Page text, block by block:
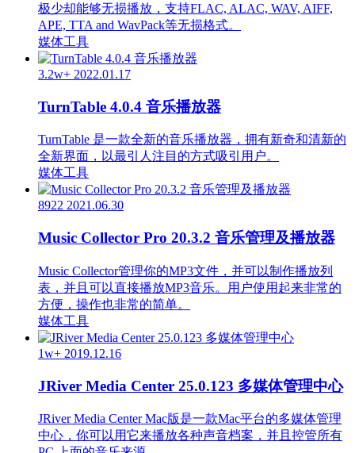
极少却能够无损播放，支持FLAC, ALAC, WAV, AIFF,
APE, TTA and WavPack等无损格式。
媒体工具
3.2w+ 2022.01.17
TurnTable 4.0.4 音乐播放器
TurnTable 是一款全新的音乐播放器，拥有新奇和清新的
全新界面，以最引人注目的方式吸引用户。
媒体工具
8922 2021.06.30
Music Collector Pro 20.3.2 音乐管理及播放器
Music Collector管理你的MP3文件，并可以制作播放列
表，并且可以直接播放MP3音乐。用户使用起来非常的
方便，操作也非常的简单。
媒体工具
1w+ 2019.12.16
JRiver Media Center 25.0.123 多媒体管理中心
JRiver Media Center Mac版是一款Mac平台的多媒体管理
中心，你可以用它来播放各种声音档案，并且控管所有